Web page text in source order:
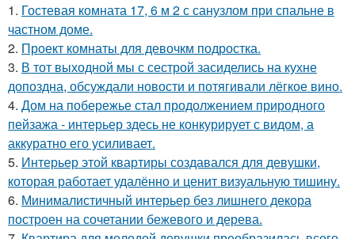
1. Гостевая комната 17, 6 м 2 с санузлом при спальне в
частном доме.
2. Проект комнаты для девочкм подростка.
3. В тот выходной мы с сестрой засиделись на кухне
допоздна, обсуждали новости и потягивали лёгкое вино.
4. Дом на побережье стал продолжением природного
пейзажа - интерьер здесь не конкурирует с видом, а
аккуратно его усиливает.
5. Интерьер этой квартиры создавался для девушки,
которая работает удалённо и ценит визуальную тишину.
6. Минималистичный интерьер без лишнего декора
построен на сочетании бежевого и дерева.